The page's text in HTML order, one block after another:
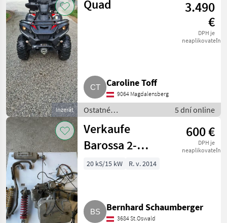
silové stroje / ATV / UTV
Inzerát
Quad
3.490
€
DPH je
neaplikovateľné
Caroline Toff
9064 Magdalensberg
Ostatné
poľnohospodárske
silové stroje / ATV / UTV
/ Quad
5 dní online
Verkaufe
Barossa 2-
Zylinder-Motor
600 €
DPH je
neaplikovateľné
20 kS/15 kW R. v. 2014
Bernhard Schaumberger
3684 St.Oswald